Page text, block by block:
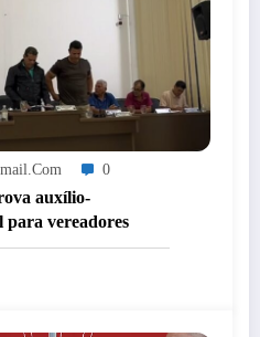
0
auxílio-
para vereadores